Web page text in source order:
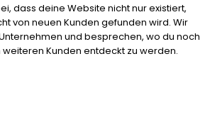
dass deine Website nicht nur existiert,
von neuen Kunden gefunden wird. Wir
und besprechen, wo du noch
weiteren Kunden entdeckt zu werden.